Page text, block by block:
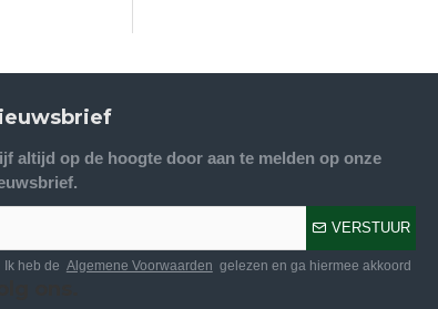
altijd op de hoogte door aan te melden op onze
VERSTUUR
Ik heb de Algemene Voorwaarden gelezen en ga hiermee akkoord